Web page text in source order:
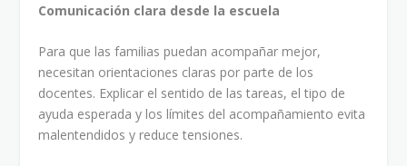
Comunicación clara desde la escuela
Para que las familias puedan acompañar mejor,
necesitan orientaciones claras por parte de los
docentes. Explicar el sentido de las tareas, el tipo de
ayuda esperada y los límites del acompañamiento evita
malentendidos y reduce tensiones.